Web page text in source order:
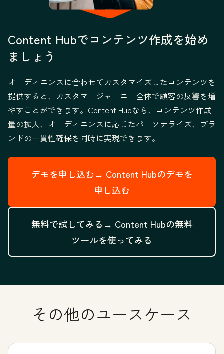
Content Hubでコンテンツ作成を始め
ましょう
オーディエンスに合わせてカスタマイズしたコンテンツを
提供すると、カスタマージャーニー全体で顧客の反響を増
やすことができます。Content Hubなら、コンテンツ作成
量の拡大、オーディエンスに応じたパーソナライズ、ブラ
ンドの一貫性確保を同時に実現できます。
デモを申し込む→ Content Hubのデモを
申し込む
無料で試してみる→ Content Hubの無料
ツールを使ってみる
その他のユースケース